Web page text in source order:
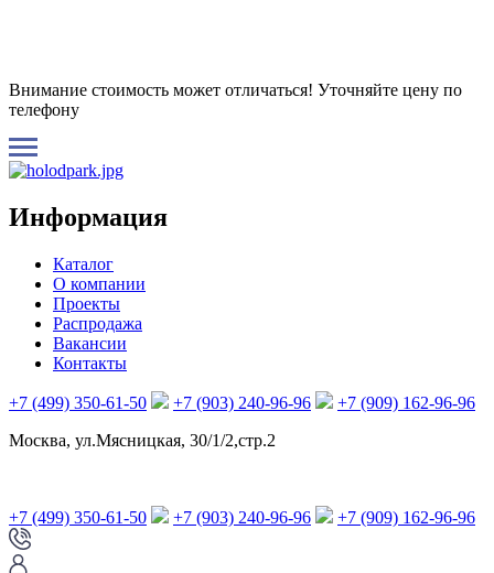
Внимание стоимость может отличаться! Уточняйте цену по
телефону
Информация
Каталог
О компании
Проекты
Распродажа
Вакансии
Контакты
+7 (499) 350-61-50 +7 (903) 240-96-96
+7 (909) 162-96-96
Москва, ул.Мясницкая, 30/1/2,стр.2
+7 (499) 350-61-50 +7 (903) 240-96-96 +7 (909) 162-96-96